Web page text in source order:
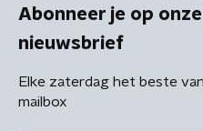
Abonneer je op
nieuwsbrief
Elke zaterdag het beste
mailbox